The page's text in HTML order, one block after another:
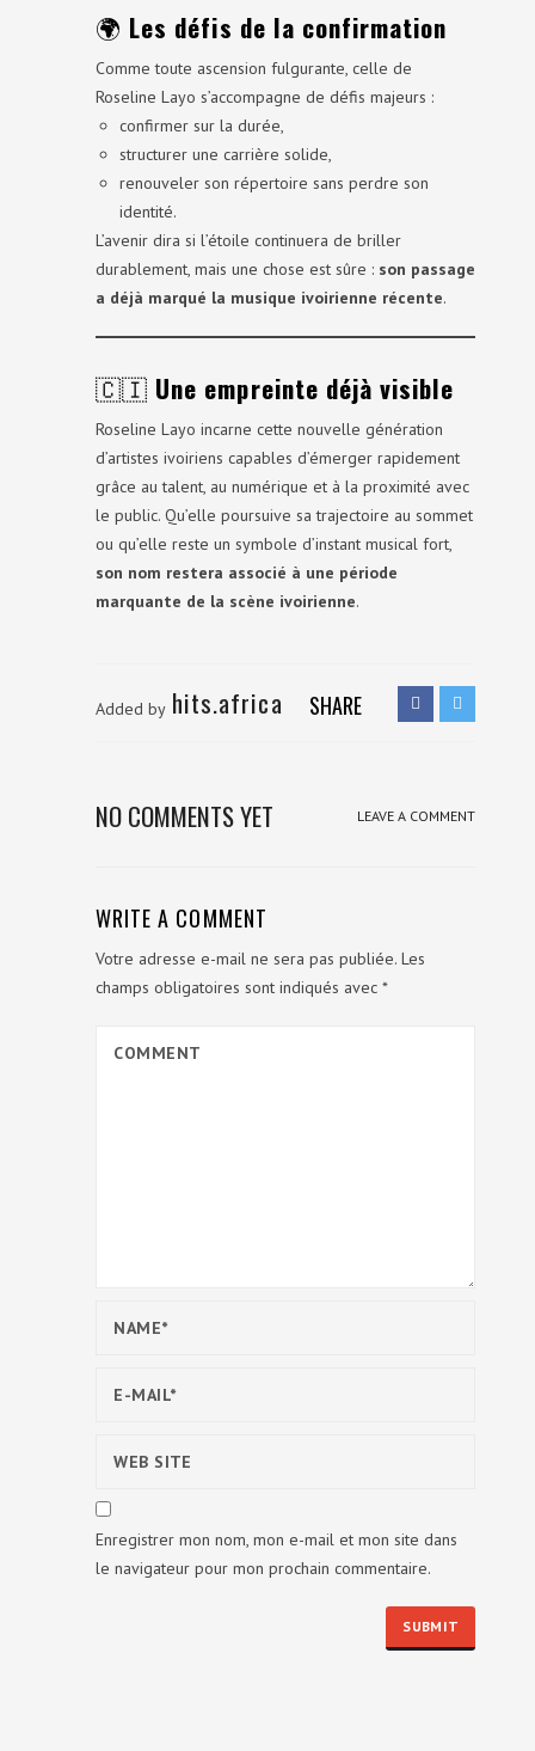
🌍 Les défis de la confirmation
Comme toute ascension fulgurante, celle de
Roseline Layo s’accompagne de défis majeurs :
confirmer sur la durée,
structurer une carrière solide,
renouveler son répertoire sans perdre son
identité.
L’avenir dira si l’étoile continuera de briller
durablement, mais une chose est sûre : son passage
a déjà marqué la musique ivoirienne récente.
🇨🇮 Une empreinte déjà visible
Roseline Layo incarne cette nouvelle génération
d’artistes ivoiriens capables d’émerger rapidement
grâce au talent, au numérique et à la proximité avec
le public. Qu’elle poursuive sa trajectoire au sommet
ou qu’elle reste un symbole d’instant musical fort,
son nom restera associé à une période
marquante de la scène ivoirienne.
Added by hits.africa SHARE
NO COMMENTS YET LEAVE A COMMENT
WRITE A COMMENT
Votre adresse e-mail ne sera pas publiée. Les
champs obligatoires sont indiqués avec *
Enregistrer mon nom, mon e-mail et mon site dans
le navigateur pour mon prochain commentaire.